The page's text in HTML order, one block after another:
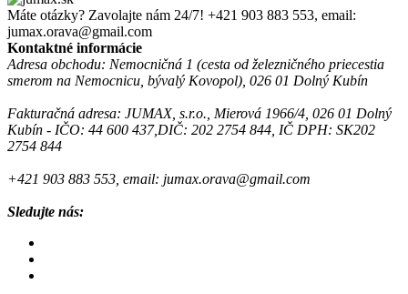
Máte otázky? Zavolajte nám 24/7! +421 903 883 553, email:
jumax.orava@gmail.com
Kontaktné informácie
Adresa obchodu: Nemocničná 1 (cesta od železničného priecestia
smerom na Nemocnicu, bývalý Kovopol), 026 01 Dolný Kubín
Fakturačná adresa: JUMAX, s.r.o., Mierová 1966/4, 026 01 Dolný
Kubín - IČO: 44 600 437,DIČ: 202 2754 844, IČ DPH: SK202
2754 844
+421 903 883 553, email: jumax.orava@gmail.com
Sledujte nás: